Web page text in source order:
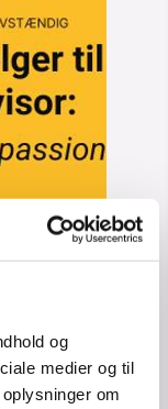
og
medier og til
om